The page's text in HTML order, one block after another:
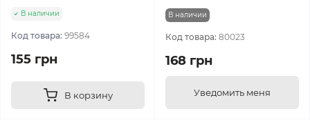
В наличии
Код товара: 99584
155 грн
В корзину
В наличии
Код товара: 80023
168 грн
Уведомить меня